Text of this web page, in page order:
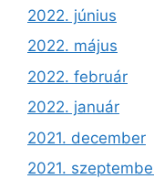
2022. június
2022. május
2022. február
2022. január
2021. december
2021.